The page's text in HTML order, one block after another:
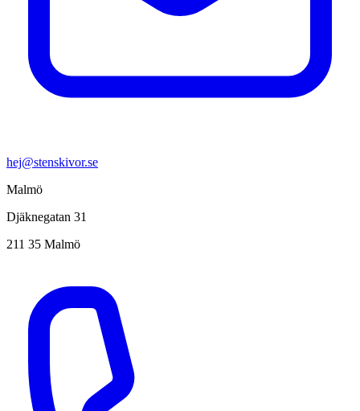
hej@stenskivor.se
Malmö
Djäknegatan 31
211 35 Malmö